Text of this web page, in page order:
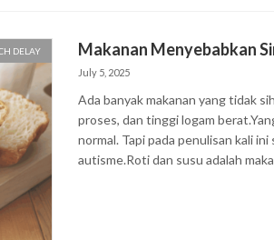
DELAY Makanan Menyebabkan
July 5, 2025
Ada banyak makanan yang tidak
proses, dan tinggi logam
normal. Tapi pada penulisan kali
autisme.Roti dan susu adalah